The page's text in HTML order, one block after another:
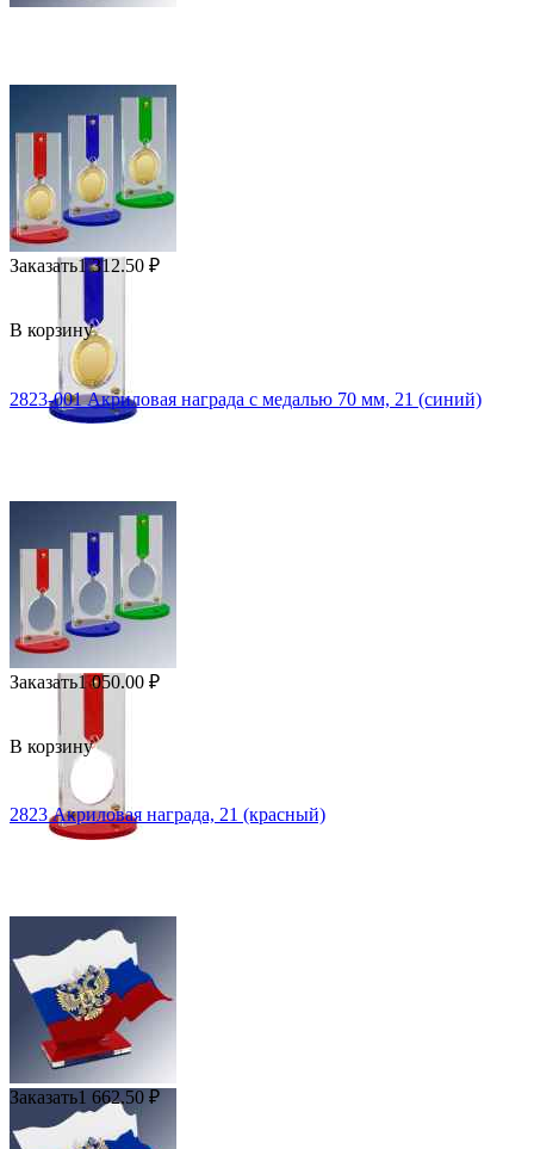
Заказать1 312.50 ₽
В корзину
2823-001 Акриловая награда с медалью 70 мм, 21 (синий)
Заказать1 050.00 ₽
В корзину
2823 Акриловая награда, 21 (красный)
Заказать1 662.50 ₽